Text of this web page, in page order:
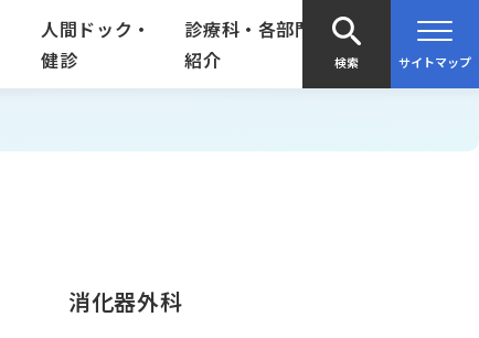
人間ドック・
健診
診療科・各部門
紹介
検索 サイトマップ
消化器外科